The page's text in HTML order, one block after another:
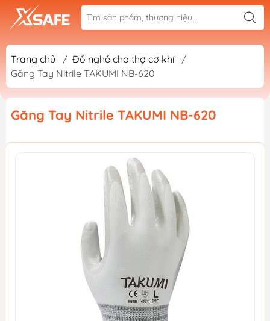
Trang chủ / Đồ nghề cho thợ cơ khí
/
Găng Tay Nitrile TAKUMI NB-620
Găng Tay Nitrile TAKUMI NB-620